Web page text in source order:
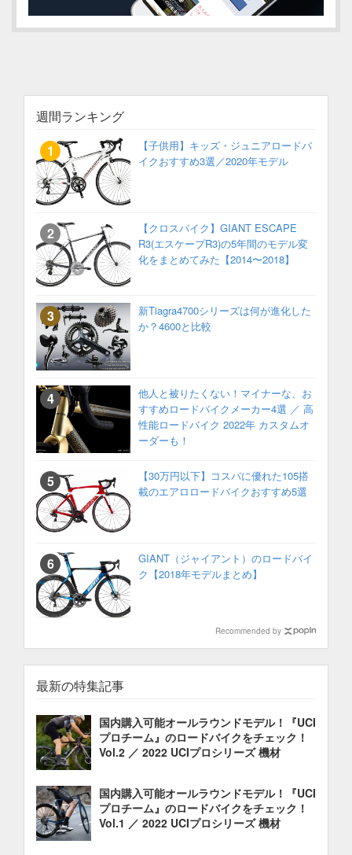
週間ランキング
【子供用】キッズ・ジュニアロードバ
イクおすすめ3選／2020年モデル
【クロスバイク】GIANT ESCAPE
R3(エスケープR3)の5年間のモデル変
化をまとめてみた【2014〜2018】
新Tiagra4700シリーズは何が進化した
か？4600と比較
他人と被りたくない！マイナーな、お
すすめロードバイクメーカー4選 ／ 高
性能ロードバイク 2022年 カスタムオ
ーダーも！
【30万円以下】コスパに優れた105搭
載のエアロロードバイクおすすめ5選
GIANT（ジャイアント）のロードバイ
ク【2018年モデルまとめ】
Recommended by
最新の特集記事
国内購入可能オールラウンドモデル！『UCI
プロチーム』のロードバイクをチェック！
Vol.2 ／ 2022 UCIプロシリーズ 機材
国内購入可能オールラウンドモデル！『UCI
プロチーム』のロードバイクをチェック！
Vol.1 ／ 2022 UCIプロシリーズ 機材